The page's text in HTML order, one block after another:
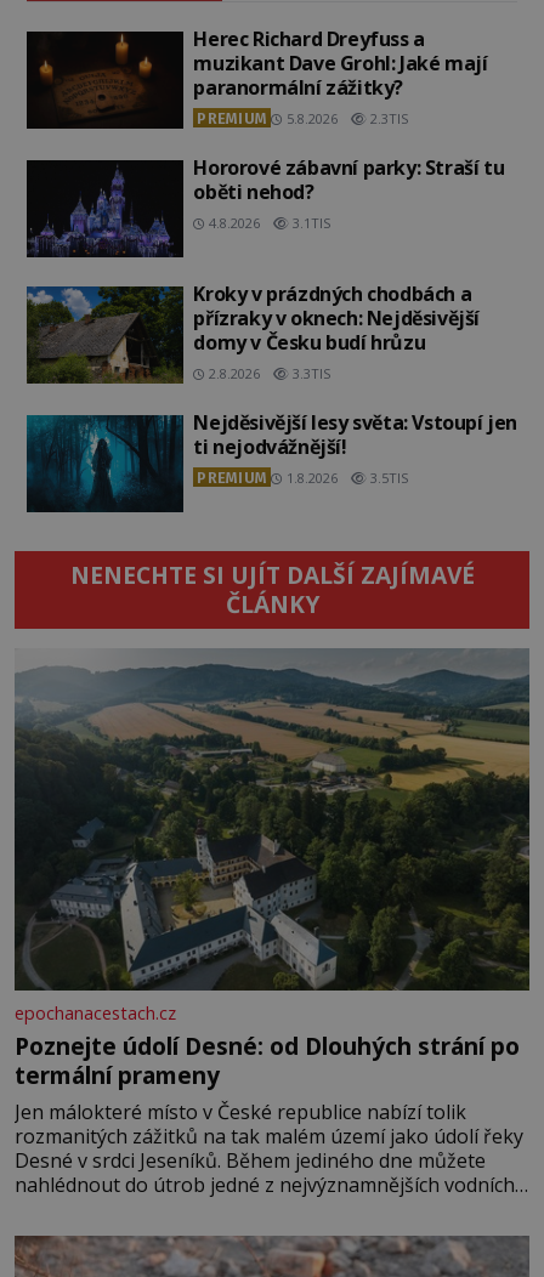
Herec Richard Dreyfuss a
muzikant Dave Grohl: Jaké mají
paranormální zážitky?
PREMIUM 5.8.2026 2.3TIS
Hororové zábavní parky: Straší tu
oběti nehod?
4.8.2026 3.1TIS
Kroky v prázdných chodbách a
přízraky v oknech: Nejděsivější
domy v Česku budí hrůzu
2.8.2026 3.3TIS
Nejděsivější lesy světa: Vstoupí jen
ti nejodvážnější!
PREMIUM 1.8.2026 3.5TIS
NENECHTE SI UJÍT DALŠÍ ZAJÍMAVÉ
ČLÁNKY
epochanacestach.cz
Poznejte údolí Desné: od Dlouhých strání po
termální prameny
Jen málokteré místo v České republice nabízí tolik
rozmanitých zážitků na tak malém území jako údolí řeky
Desné v srdci Jeseníků. Během jediného dne můžete
nahlédnout do útrob jedné z nejvýznamnějších vodních
se na koloběžce a den zakončit poznáváním památek ve
Velkých Losinách nebo v termálním